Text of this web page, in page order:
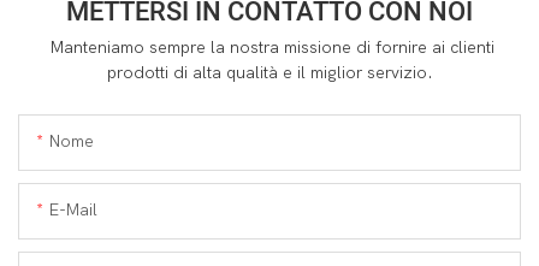
METTERSI IN CONTATTO CON NOI
Manteniamo sempre la nostra missione di fornire ai clienti
prodotti di alta qualità e il miglior servizio.
Nome
E-Mail